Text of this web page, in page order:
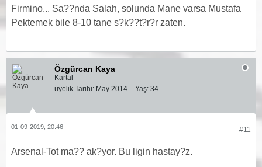
Firmino... Sa??nda Salah, solunda Mane varsa Mustafa
Pektemek bile 8-10 tane s?k??t?r?r zaten.
Özgürcan Kaya
Kartal
üyelik Tarihi: May 2014 Yaş: 34
#11
01-09-2019, 20:46
Arsenal-Tot ma?? ak?yor. Bu ligin hastay?z.